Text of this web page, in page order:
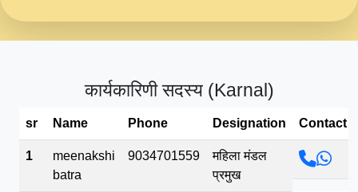
सपरहट भजन 2021 - तर अखय ह जद भर बहर ज म
सपरहट शयम भजन - जय जय शयम जय जय शयम
भव.mp3
कार्यकारिणी सदस्य (Karnal)
sr Name Phone Designation Contact
1
meenakshi
batra
9034701559
महिला मंडल
प्रमुख